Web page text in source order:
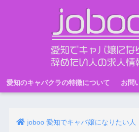
愛知のキャバクラの特徴について お問
joboo 愛知でキャバ嬢になりたい人